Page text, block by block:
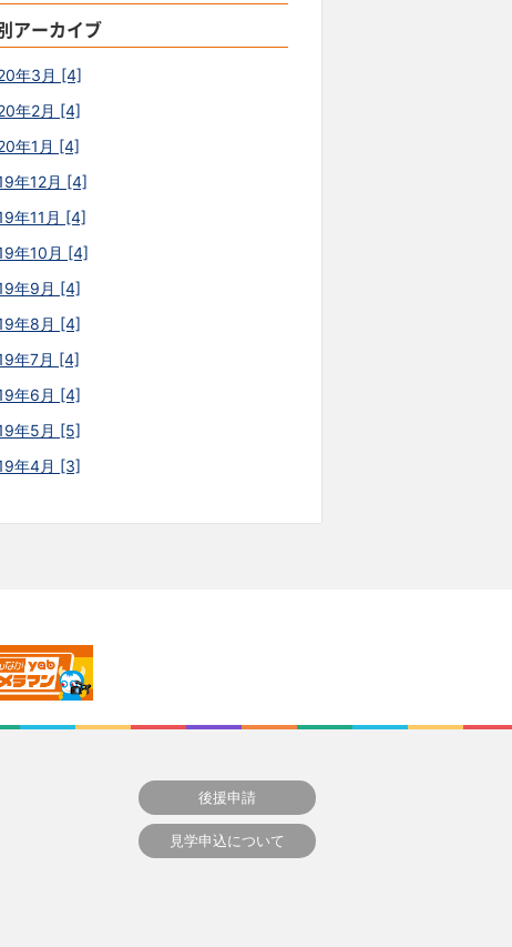
アーカイブ
年3月 [4]
年2月 [4]
年1月 [4]
年12月 [4]
年11月 [4]
年10月 [4]
年9月 [4]
年8月 [4]
年7月 [4]
年6月 [4]
年5月 [5]
年4月 [3]
後援申請
見学申込について